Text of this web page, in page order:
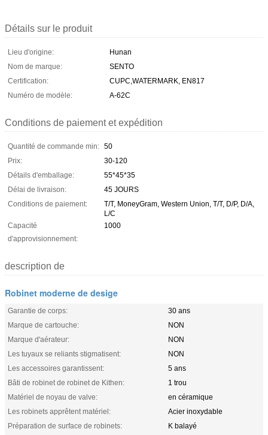
Détails sur le produit
Lieu d'origine:
Hunan
Nom de marque:
SENTO
Certification:
CUPC,WATERMARK, EN817
Numéro de modèle:
A-62C
Conditions de paiement et expédition
Quantité de commande min: 50
Prix:
30-120
Détails d'emballage:
55*45*35
Délai de livraison:
45 JOURS
Conditions de paiement:
T/T, MoneyGram, Western Union, T/T, D/P, D/A,
L/C
Capacité
d'approvisionnement:
1000
description de
Robinet moderne de desige
Garantie de corps:
30 ans
Marque de cartouche:
NON
Marque d'aérateur:
NON
Les tuyaux se reliants stigmatisent:
NON
Les accessoires garantissent:
5 ans
Bâti de robinet de robinet de Kithen:
1 trou
Matériel de noyau de valve:
en céramique
Les robinets apprêtent matériel:
Acier inoxydable
Préparation de surface de robinets:
K balayé